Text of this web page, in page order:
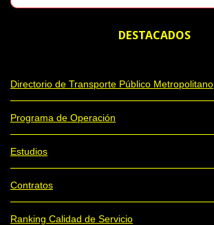
DESTACADOS
Directorio de Transporte Público Metropolitano
Programa de Operación
Estudios
Contratos
Ranking Calidad de Servicio